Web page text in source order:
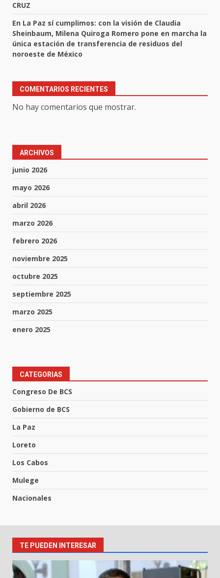
CRUZ
En La Paz sí cumplimos: con la visión de Claudia
Sheinbaum, Milena Quiroga Romero pone en marcha la
única estación de transferencia de residuos del
noroeste de México
COMENTARIOS RECIENTES
No hay comentarios que mostrar.
ARCHIVOS
junio 2026
mayo 2026
abril 2026
marzo 2026
febrero 2026
noviembre 2025
octubre 2025
septiembre 2025
marzo 2025
enero 2025
CATEGORIAS
Congreso De BCS
Gobierno de BCS
La Paz
Loreto
Los Cabos
Mulege
Nacionales
TE PUEDEN INTERESAR